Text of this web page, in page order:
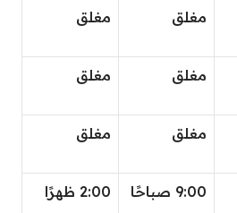
مغلق مغلق
مغلق مغلق
مغلق مغلق
9:00 صباحًا 2:00 ظهرًا